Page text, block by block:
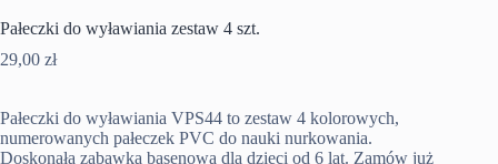
Pałeczki do wyławiania zestaw 4 szt.
29,00 zł
Pałeczki do wyławiania VPS44 to zestaw 4 kolorowych,
numerowanych pałeczek PVC do nauki nurkowania.
Doskonała zabawka basenowa dla dzieci od 6 lat. Zamów już